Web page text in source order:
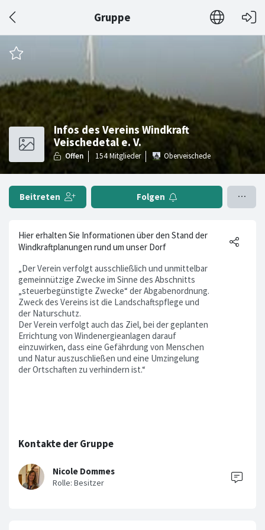
Gruppe
Infos des Vereins Windkraft
Veischedetal e. V.
Oberveischede
Beitreten Folgen
Hier erhalten Sie Informationen über den Stand der
Windkraftplanungen rund um unser Dorf
„Der Verein verfolgt ausschließlich und unmittelbar
gemeinnützige Zwecke im Sinne des Abschnitts
„steuerbegünstigte Zwecke“ der Abgabenordnung.
Zweck des Vereins ist die Landschaftspflege und
der Naturschutz.
Der Verein verfolgt auch das Ziel, bei der geplanten
Errichtung von Windenergieanlagen darauf
einzuwirken, dass eine Gefährdung von Menschen
und Natur auszuschließen und eine Umzingelung
der Ortschaften zu verhindern ist.“
Kontakte der Gruppe
Nicole Dommes